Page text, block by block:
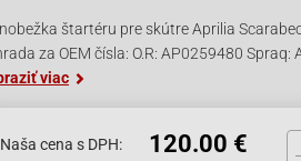
štartéru pre skútre Aprilia
za OEM čísla: O.R: AP0259480 Spraq:
viac
Naša cena s DPH: 120.00 €